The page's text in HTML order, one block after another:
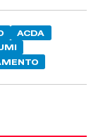
ACDA